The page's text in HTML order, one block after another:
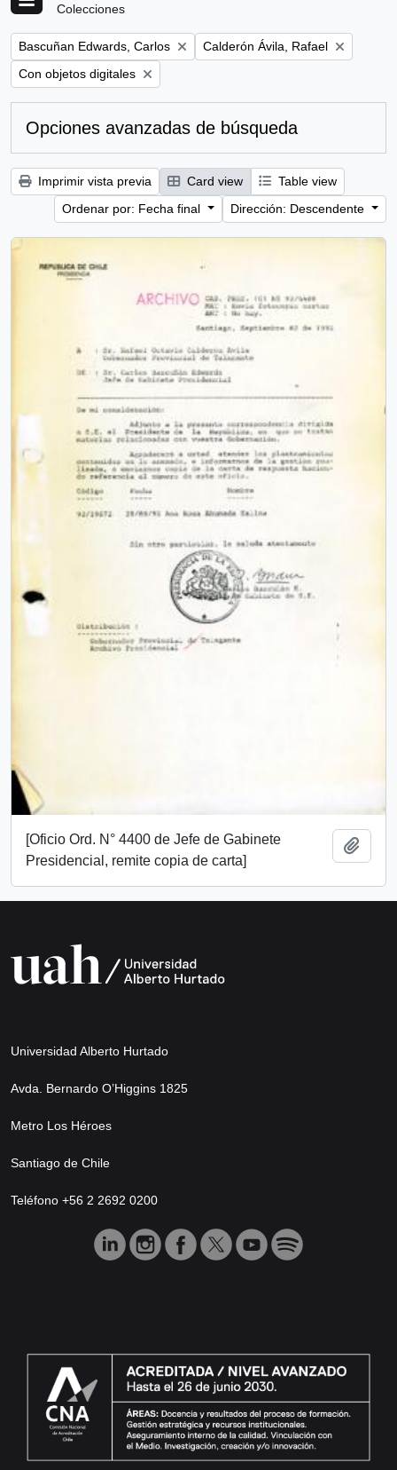
Colecciones
Remove filter:
Bascuñan Edwards, Carlos Remove filter:
Calderón Ávila, Rafael
Remove filter:
Con objetos digitales
Opciones avanzadas de búsqueda
Imprimir vista previa Card view
Table view
Ordenar por: Fecha final
Dirección: Descendente
[Oficio Ord. N° 4400 de Jefe de Gabinete
Presidencial, remite copia de carta]
Universidad Alberto Hurtado
Avda. Bernardo O’Higgins 1825
Metro Los Héroes
Santiago de Chile
Teléfono +56 2 2692 0200